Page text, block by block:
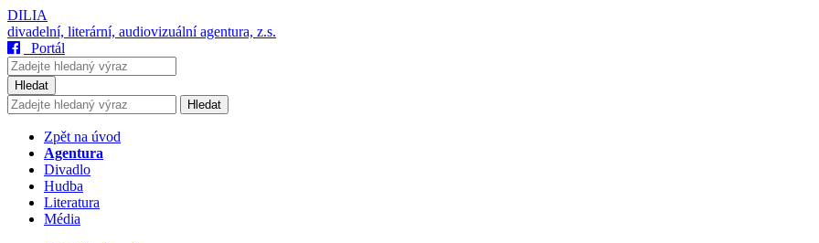
DILIA
divadelní, literární, audiovizuální agentura, z.s.
Portál
Hledat
Hledat
Zpět na úvod
Agentura
Divadlo
Hudba
Literatura
Média